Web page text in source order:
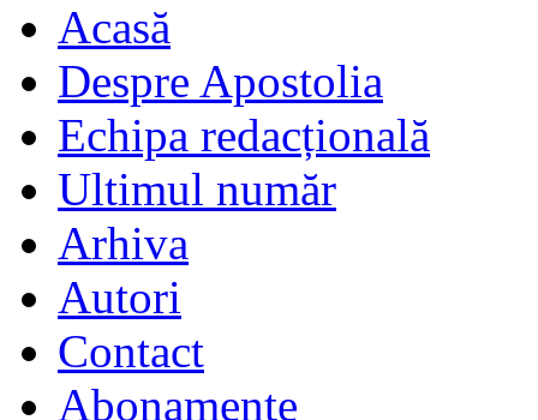
Acasă
Despre Apostolia
Echipa redacțională
Ultimul număr
Arhiva
Autori
Contact
Abonamente